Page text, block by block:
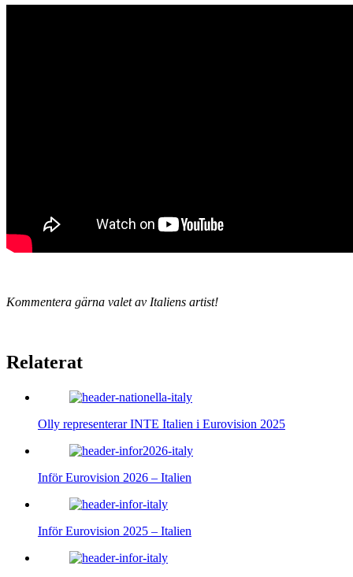
Kommentera gärna valet av Italiens artist!
Relaterat
Olly representerar INTE Italien i Eurovision 2025
Inför Eurovision 2026 – Italien
Inför Eurovision 2025 – Italien